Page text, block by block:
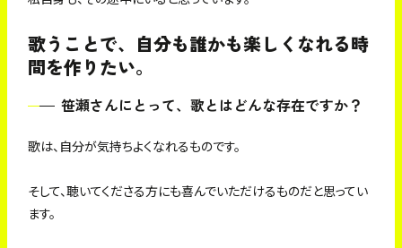
歌うことで、自分も誰かも楽しくなれる時
間を作りたい。
笹瀬さんにとって、歌とはどんな存在ですか？
歌は、自分が気持ちよくなれるものです。
そして、聴いてくださる方にも喜んでいただけるものだと思ってい
ます。